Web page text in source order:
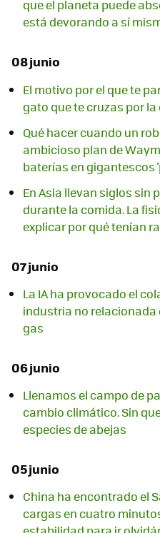
que el planeta puede
está devorando a sí
08 junio
El motivo por el que te
gato que te cruzas por la
Qué hacer cuando un
ambicioso plan de
baterías en gigantescos
En Asia llevan siglos sin
durante la comida. La
explicar por qué tenían
07 junio
La IA ha provocado el
industria no relacionada
gas
06 junio
Llenamos el campo de
cambio climático. Sin
especies de abejas
05 junio
China ha encontrado el
cargas en cuatro